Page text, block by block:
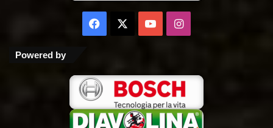
Facebook
You Instagram
Powered by